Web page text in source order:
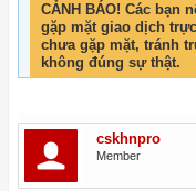
CẢNH BÁO! Các bạn
gặp mặt giao dịch
chưa gặp mặt, tránh
không đúng sự thật.
cskhnpro
Member